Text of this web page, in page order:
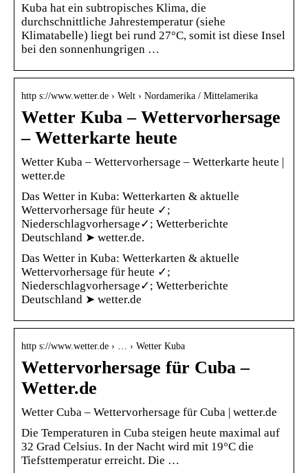
Kuba hat ein subtropisches Klima, die
durchschnittliche Jahrestemperatur (siehe
Klimatabelle) liegt bei rund 27°C, somit ist diese Insel
bei den sonnenhungrigen …
http s://www.wetter.de › Welt › Nordamerika / Mittelamerika
Wetter Kuba – Wettervorhersage
– Wetterkarte heute
Wetter Kuba – Wettervorhersage – Wetterkarte heute |
wetter.de
Das Wetter in Kuba: Wetterkarten & aktuelle
Wettervorhersage für heute ✓;
Niederschlagvorhersage✓; Wetterberichte
Deutschland ➤ wetter.de.
Das Wetter in Kuba: Wetterkarten & aktuelle
Wettervorhersage für heute ✓;
Niederschlagvorhersage✓; Wetterberichte
Deutschland ➤ wetter.de
http s://www.wetter.de › … › Wetter Kuba
Wettervorhersage für Cuba –
Wetter.de
Wetter Cuba – Wettervorhersage für Cuba | wetter.de
Die Temperaturen in Cuba steigen heute maximal auf
32 Grad Celsius. In der Nacht wird mit 19°C die
Tiefsttemperatur erreicht. Die …